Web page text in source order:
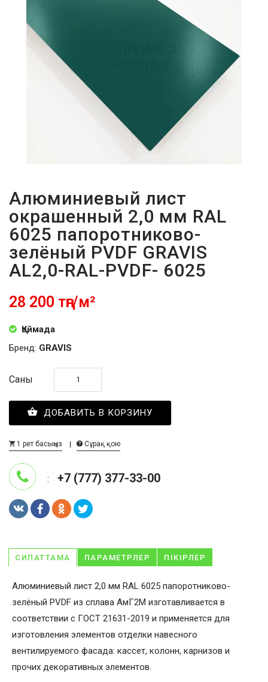
Алюминиевый лист
окрашенный 2,0 мм RAL
6025 папоротниково-
зелёный PVDF GRAVIS
AL2,0-RAL-PVDF- 6025
28 200 тңг/м²
Қоймада
Бренд: GRAVIS
Саны
ДОБАВИТЬ В КОРЗИНУ
1 рет басыңыз Сұрақ қою
: +7 (777) 377-33-00
СИПАТТАМА ПАРАМЕТРЛЕР ПІКІРЛЕР
Алюминиевый лист 2,0 мм RAL 6025 папоротниково-
зелёный PVDF из сплава АмГ2М изготавливается в
соответствии с ГОСТ 21631-2019 и применяется для
изготовления элементов отделки навесного
вентилируемого фасада: кассет, колонн, карнизов и
прочих декоративных элементов.